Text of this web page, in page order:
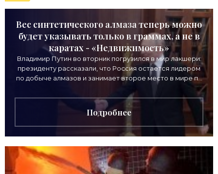
Вес синтетического алмаза теперь можно
будет указывать только в граммах, а не в
каратах - «Недвижимость»
Владимир Путин во вторник погрузился в мир лакшери:
президенту рассказали, что Россия остается лидером
по добыче алмазов и занимает второе место в мире по
Подробнее